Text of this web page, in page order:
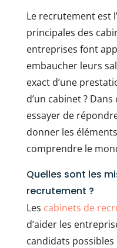
Le recrutement est
principales des
entreprises font
embaucher leurs
exact d’une
d’un cabinet ?
essayer de
donner les
comprendre le
Quelles sont les
recrutement ?
Les cabinets de
d’aider les
candidats